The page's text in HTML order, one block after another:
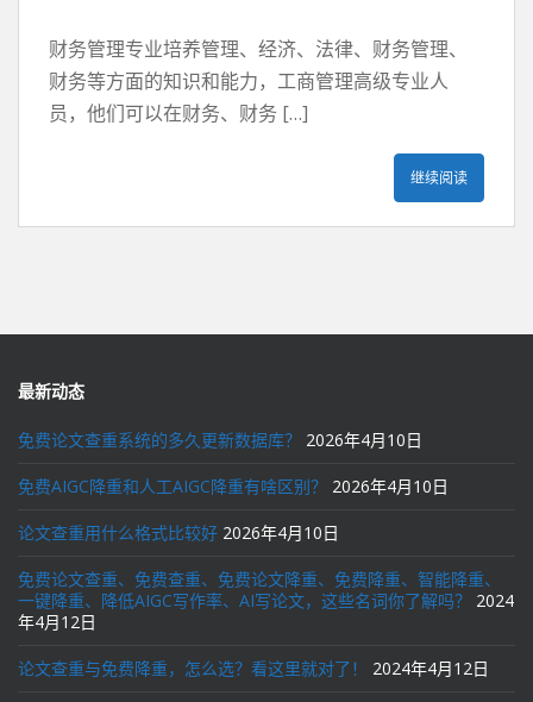
财务管理专业培养管理、经济、法律、财务管理、
财务等方面的知识和能力，工商管理高级专业人
员，他们可以在财务、财务 […]
继续阅读
最新动态
免费论文查重系统的多久更新数据库？ 2026年4月10日
免费AIGC降重和人工AIGC降重有啥区别？ 2026年4月10日
论文查重用什么格式比较好 2026年4月10日
免费论文查重、免费查重、免费论文降重、免费降重、智能降重、
一键降重、降低AIGC写作率、AI写论文，这些名词你了解吗？
2024
年4月12日
论文查重与免费降重，怎么选？看这里就对了！ 2024年4月12日